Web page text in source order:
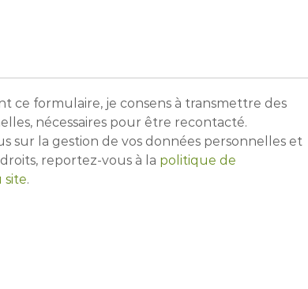
ce formulaire, je consens à transmettre des
nécessaires pour être recontacté.
sur la gestion de vos données personnelles et
reportez-vous à la politique de
site.